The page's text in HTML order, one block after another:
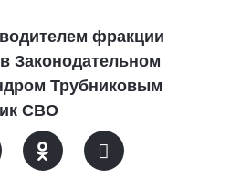
фракции
Законодательном
Трубниковым
СВО